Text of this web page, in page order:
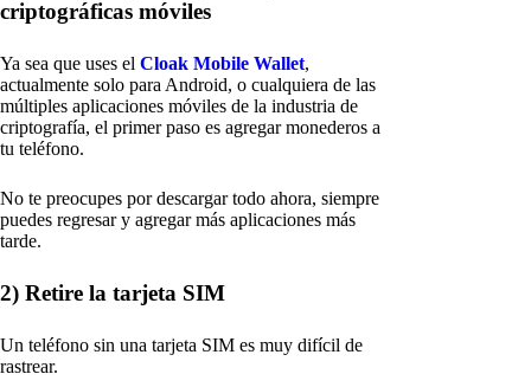
criptográficas móviles
Ya sea que uses el Cloak Mobile Wallet,
actualmente solo para Android, o cualquiera de las
múltiples aplicaciones móviles de la industria de
criptografía, el primer paso es agregar monederos a
tu teléfono.
No te preocupes por descargar todo ahora, siempre
puedes regresar y agregar más aplicaciones más
tarde.
2) Retire la tarjeta SIM
Un teléfono sin una tarjeta SIM es muy difícil de
rastrear.